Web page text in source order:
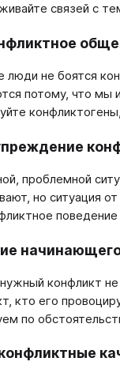
связей с
люди не боятся
потому, что мы
проблемной
но ситуация
конфликт не
кто его
по